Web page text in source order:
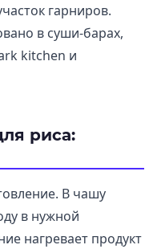
гарниров.
в суши-барах,
kitchen и
риса:
В чашу
в нужной
нагревает продукт